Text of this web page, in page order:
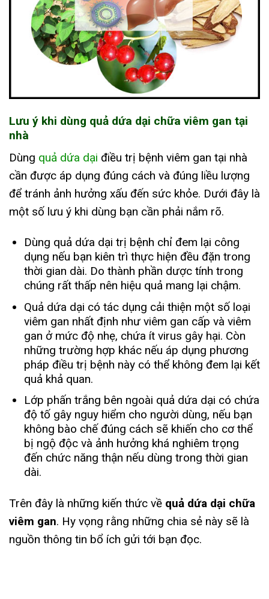
Lưu ý khi dùng quả dứa dại chữa viêm gan tại
nhà
Dùng quả dứa dại điều trị bệnh viêm gan tại nhà
cần được áp dụng đúng cách và đúng liều lượng
để tránh ảnh hưởng xấu đến sức khỏe. Dưới đây là
một số lưu ý khi dùng bạn cần phải nắm rõ.
Dùng quả dứa dại trị bệnh chỉ đem lại công
dụng nếu bạn kiên trì thực hiện đều đặn trong
thời gian dài. Do thành phần dược tính trong
chúng rất thấp nên hiệu quả mang lại chậm.
Quả dứa dại có tác dụng cải thiện một số loại
viêm gan nhất định như viêm gan cấp và viêm
gan ở mức độ nhẹ, chứa ít virus gây hại. Còn
những trường hợp khác nếu áp dụng phương
pháp điều trị bệnh này có thể không đem lại kết
quả khả quan.
Lớp phấn trắng bên ngoài quả dứa dại có chứa
độ tố gây nguy hiểm cho người dùng, nếu bạn
không bào chế đúng cách sẽ khiến cho cơ thể
bị ngộ độc và ảnh hưởng khá nghiêm trọng
đến chức năng thận nếu dùng trong thời gian
dài.
Trên đây là những kiến thức về quả dứa dại chữa
viêm gan. Hy vọng rằng những chia sẻ này sẽ là
nguồn thông tin bổ ích gửi tới bạn đọc.